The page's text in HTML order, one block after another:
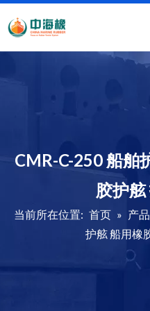
CMR-C-250 船舶
胶护
当前所在位置: 首页 » 产品
护舷 船用橡